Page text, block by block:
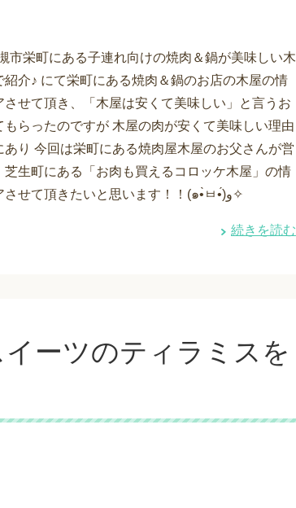
市栄町にある子連れ向けの焼肉＆鍋が美味しい木
紹介♪ にて栄町にある焼肉＆鍋のお店の木屋の情
させて頂き、「木屋は安くて美味しい」と言うお
もらったのですが 木屋の肉が安くて美味しい理由
あり 今回は栄町にある焼肉屋木屋のお父さんが営
芝生町にある「お肉も買えるコロッケ木屋」の情
報をシェアさせて頂きたいと思います！！(๑•̀ㅂ•́)و✧
続きを読む
ーツのティラミスを